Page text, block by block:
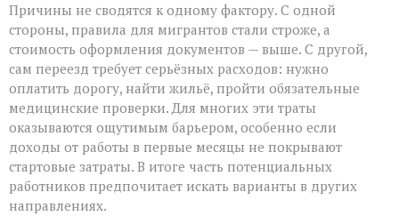
Причины не сводятся к одному фактору. С одной
стороны, правила для мигрантов стали строже, а
стоимость оформления документов — выше. С другой,
сам переезд требует серьёзных расходов: нужно
оплатить дорогу, найти жильё, пройти обязательные
медицинские проверки. Для многих эти траты
оказываются ощутимым барьером, особенно если
доходы от работы в первые месяцы не покрывают
стартовые затраты. В итоге часть потенциальных
работников предпочитает искать варианты в других
направлениях.